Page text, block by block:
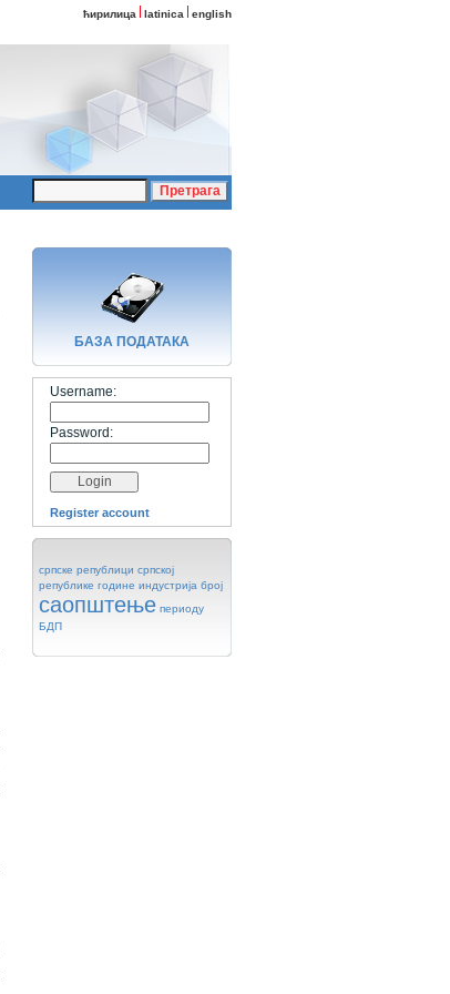
ћирилица latinica english
БАЗA ПОДАТАКА
Username:
Password:
Register account
српске републици српској
републике године индустрија број
саопштење периоду
БДП